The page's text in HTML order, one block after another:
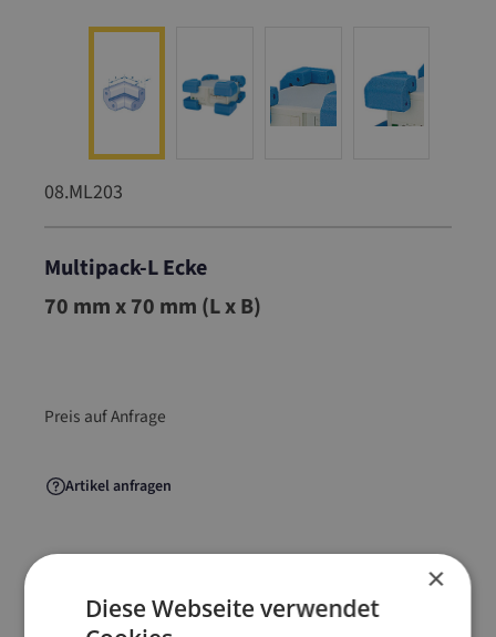
08.ML203
Multipack-L Ecke
08.ML203
70 mm x 70 mm (L x B)
Preis auf Anfrage
Artikel anfragen
Artikelinformationen
×
Diese Webseite verwendet